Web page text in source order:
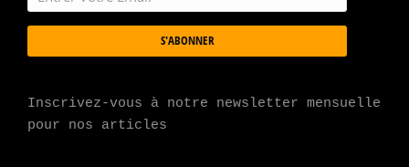
S'ABONNER
Inscrivez-vous à notre newsletter mensuelle
pour nos articles